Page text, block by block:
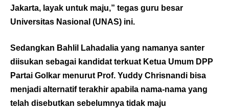
Jakarta, layak untuk maju,” tegas guru besar
Universitas Nasional (UNAS) ini.
Sedangkan Bahlil Lahadalia yang namanya santer
diisukan sebagai kandidat terkuat Ketua Umum DPP
Partai Golkar menurut Prof. Yuddy Chrisnandi bisa
menjadi alternatif terakhir apabila nama-nama yang
telah disebutkan sebelumnya tidak maju